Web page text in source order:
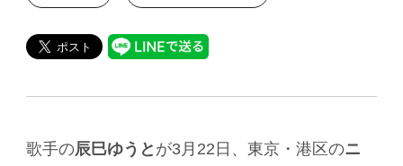
歌手の辰巳ゆうと が3月22日、東京・港区のニ